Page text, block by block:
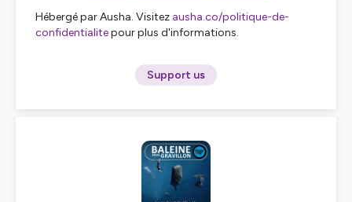
Hébergé par Ausha. Visitez ausha.co/politique-de-
confidentialitepour plus d'informations.
Support us